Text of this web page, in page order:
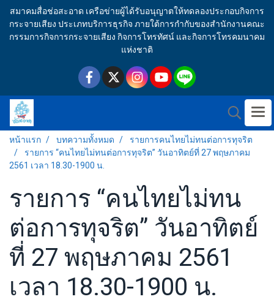
สมาคมสื่อช่อสะอาด เครือข่ายผู้ได้รับอนุญาตให้ทดลองประกอบกิจการ
กระจายเสียง ประเภทบริการธุรกิจ ภายใต้การกำกับของสำนักงานคณะ
กรรมการกิจการกระจายเสียง กิจการโทรทัศน์ และกิจการโทรคมนาคม
แห่งชาติ
หน้าแรก บทความทั้งหมด
รายการคนไทยไม่ทนต่อการทุจริต
รายการ “คนไทยไม่ทนต่อการทุจริต” วันอาทิตย์ที่ 27 พฤษภาคม
2561 เวลา 18.30-1900 น.
รายการ “คนไทยไม่ทน
ต่อการทุจริต” วันอาทิตย์
ที่ 27 พฤษภาคม 2561
เวลา 18.30-1900 น.